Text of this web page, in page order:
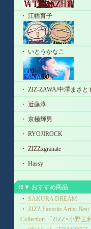
・ 江幡育子
・ いとうかなこ
・ ZIZ-ZAWA/中澤まさと
・ 近藤淳
・ 京極輝男
・ RYOJIROCK
・ ZIZZxgranate
・ Hassy
▼ おすすめ商品
・ SAKURA DREAM
・ ZIZZ Favorite Artist Best
Collection 「ZIZZ×小野正利